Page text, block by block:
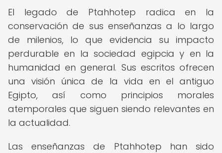
El legado de Ptahhotep radica en la
conservación de sus enseñanzas a lo largo
de milenios, lo que evidencia su impacto
perdurable en la sociedad egipcia y en la
humanidad en general. Sus escritos ofrecen
una visión única de la vida en el antiguo
Egipto, así como principios morales
atemporales que siguen siendo relevantes en
la actualidad.
Las enseñanzas de Ptahhotep han sido